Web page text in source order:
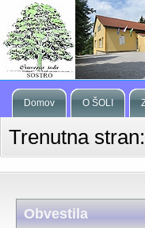
Domov O ŠOLI
Trenutna stran:
Obvestila